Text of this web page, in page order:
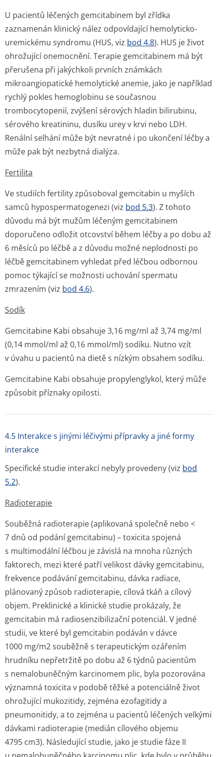
U pacientů léčených gemcitabinem byl zřídka
zaznamenán klinický nález odpovídající hemolyticko-
uremickému syndromu (HUS, viz bod 4.8). HUS je život
ohrožující onemocnění. Terapie gemcitabinem má být
přerušena při jakýchkoli prvních známkách
mikroangiopatické hemolytické anemie, jako je například
rychlý pokles hemoglobinu se současnou
trombocytopenií, zvýšení sérových hladin bilirubinu,
sérového kreatininu, dusíku urey v krvi nebo LDH.
Renální selhání může být nevratné i po ukončení léčby a
může pak být nezbytná dialýza.
Fertilita
Ve studiích fertility způsoboval gemcitabin u myších
samců hypospermatogenezi (viz bod 5.3). Z tohoto
důvodu má být mužům léčeným gemcitabinem
doporučeno odložit otcovství během léčby a po dobu až
6 měsíců po léčbě a z důvodu možné neplodnosti po
léčbě gemcitabinem vyhledat před léčbou odbornou
pomoc týkající se možnosti uchování spermatu
zmrazením (viz bod 4.6).
Sodík
Gemcitabine Kabi obsahuje 3,16 mg/ml až 3,74 mg/ml
(0,14 mmol/ml až 0,16 mmol/ml) sodíku. Nutno vzít
v úvahu u pacientů na dietě s nízkým obsahem sodíku.
Gemcitabine Kabi obsahuje propylenglykol, který může
způsobit příznaky opilosti.
4.5 Interakce s jinými léčivými přípravky a jiné formy
interakce
Specifické studie interakcí nebyly provedeny (viz bod
5.2).
Radioterapie
Souběžná radioterapie (aplikovaná společně nebo <
7 dnů od podání gemcitabinu) – toxicita spojená
s multimodální léčbou je závislá na mnoha různých
faktorech, mezi které patří velikost dávky gemcitabinu,
frekvence podávání gemcitabinu, dávka radiace,
plánovaný způsob radioterapie, cílová tkáň a cílový
objem. Preklinické a klinické studie prokázaly, že
gemcitabin má radiosenzibilizační potenciál. V jedné
studii, ve které byl gemcitabin podáván v dávce
1000 mg/m2souběžně s terapeutickým ozářením
hrudníku nepřetržitě po dobu až 6 týdnů pacientům
s nemalobuněčným karcinomem plic, byla pozorována
významná toxicita v podobě těžké a potenciálně život
ohrožující mukozitidy, zejména ezofagitidy a
pneumonitidy, a to zejména u pacientů léčených velkými
dávkami radioterapie (medián cílového objemu
4795 cm3). Následující studie, jako je studie fáze II